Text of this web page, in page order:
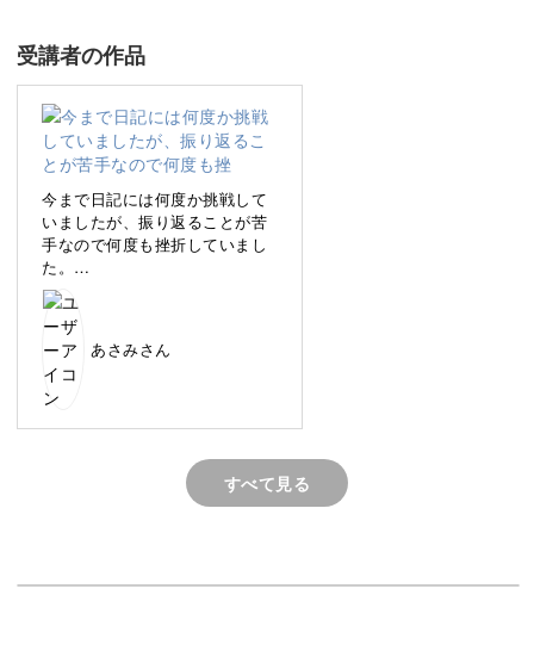
この講座では、そんな方にぜひ取り組んでいただきたい
「Me lifeノート」をご紹介します。
項目に沿って書くことで、理想の自分に少しずつ近づいて
いく、そんなノートを作りました。
書くポイントや楽しく続けるコツもお話ししますので、い
っしょにノートライフを始めていきましょう♪
忙しい毎日の中では、「自分がやりたいことってなんだろ
受講者の作品
今まで日記には何度か挑戦して
いましたが、振り返ることが苦
手なので何度も挫折していまし
た。
先生の講座では、「未来」から
書き始めるので、「考えること
が楽しい！書いていてワクワク
する！」と自分でも初めて感じ
る楽しさ満載でビックリしまし
た😊
関心があっちこっちに行きがち
で「結局何もできなかった」こ
き出す方法のご指導もあり、
あさみさん
すべて見る